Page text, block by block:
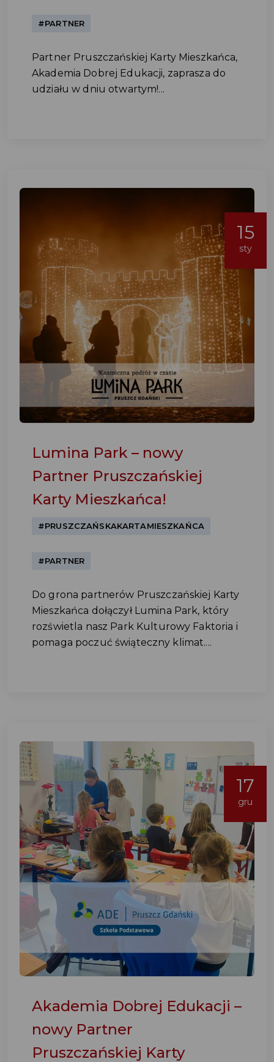
#PARTNER
Partner Pruszczańskiej Karty Mieszkańca,
Akademia Dobrej Edukacji, zaprasza do
udziału w dniu otwartym!...
15
sty
Lumina Park – nowy
Partner Pruszczańskiej
Karty Mieszkańca!
#PRUSZCZAŃSKAKARTAMIESZKAŃCA
#PARTNER
Do grona partnerów Pruszczańskiej Karty
Mieszkańca dołączył Lumina Park, który
rozświetla nasz Park Kulturowy Faktoria i
pomaga poczuć świąteczny klimat....
17
gru
Akademia Dobrej Edukacji –
nowy Partner
Pruszczańskiej Karty